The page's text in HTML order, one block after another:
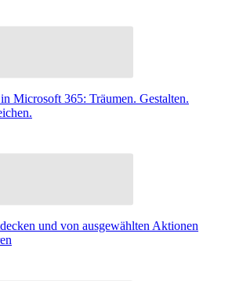
Microsoft 365: Träumen. Gestalten.
und von ausgewählten Aktionen